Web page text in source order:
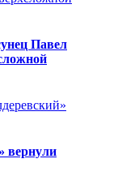
Павел
вернули